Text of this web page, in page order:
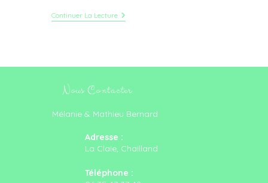
Continuer La LectureL’émission
Nous Contacter
Mélanie & Mathieu Bernard
Adresse :
La Claie, Chailland
Téléphone :